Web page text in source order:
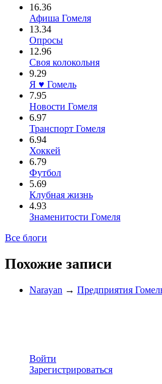
16.36
Афиша Гомеля
13.34
Опросы
12.96
Своя колокольня
9.29
Я ♥ Гомель
7.95
Новости Гомеля
6.97
Транспорт Гомеля
6.94
Хоккей
6.79
Футбол
5.69
Клубная жизнь
4.93
Знаменитости Гомеля
Все блоги
Похожие записи
Narayan → Предприятия
Войти
Зарегистрироваться